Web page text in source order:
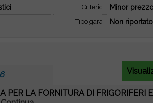
Criterio: Minor prezzo
Tipo gara: Non riportato
PER LA FORNITURA DI FRIGORIFERI E